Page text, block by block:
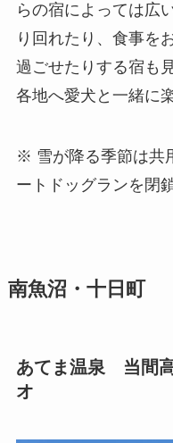
らの宿によっては広
り回れたり、食事を
過ごせたりする宿も
各地へ愛犬と一緒に
※ 雪が降る季節は共
ートドッグランを閉
南魚沼・十日町
あてま温泉 当間
オ